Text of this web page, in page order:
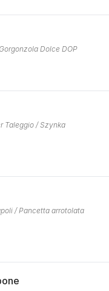
Dolce DOP
Taleggio / Szynka
/ Pancetta arrotolata